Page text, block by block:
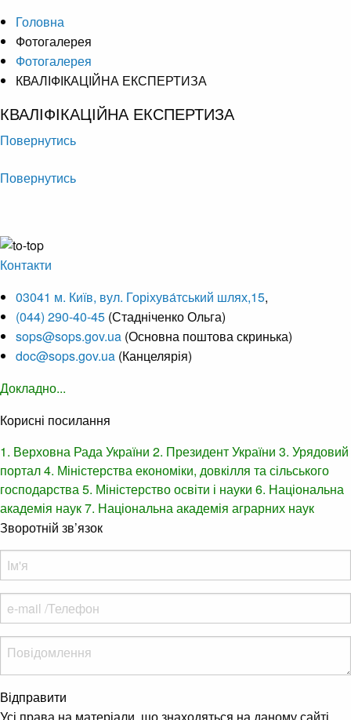
Головна
Фотогалерея
Фотогалерея
КВАЛІФІКАЦІЙНА ЕКСПЕРТИЗА
КВАЛІФІКАЦІЙНА ЕКСПЕРТИЗА
Повернутись
Повернутись
Контакти
03041 м. Київ, вул. Горіхува́тський шлях,15,
(044) 290-40-45 (Стадніченко Ольга)
sops@sops.gov.ua (Основна поштова скринька)
doc@sops.gov.ua (Канцелярія)
Докладно...
Корисні посилання
1. Верховна Рада України 2. Президент України 3. Урядовий
портал4. Міністерства економіки, довкілля та сільського
господарства5. Міністерство освіти і науки 6. Національна
академія наук7. Національна академія аграрних наук
Зворотній зв’язок
Відправити
Усі права на матеріали, що знаходяться на даному сайті,